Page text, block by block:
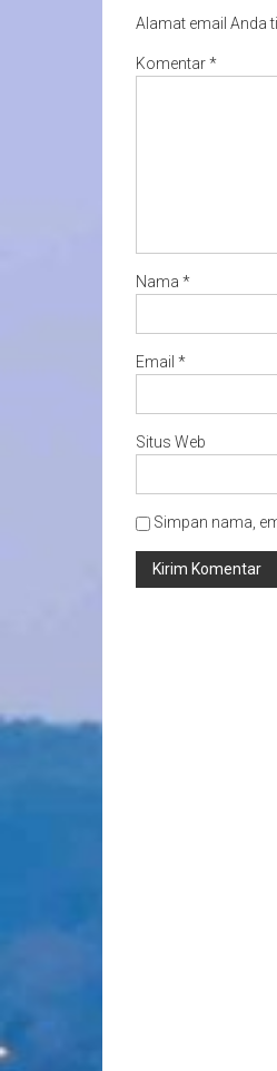
Alamat email Anda
Komentar*
Nama *
Email *
Situs Web
Simpan nama,